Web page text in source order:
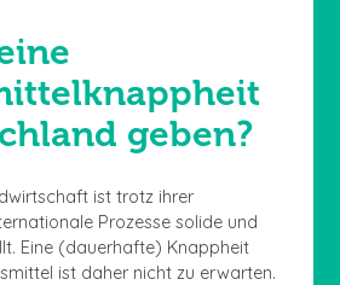
geben?
ist trotz ihrer
Prozesse solide und
Eine (dauerhafte) Knappheit
ist daher nicht zu erwarten.